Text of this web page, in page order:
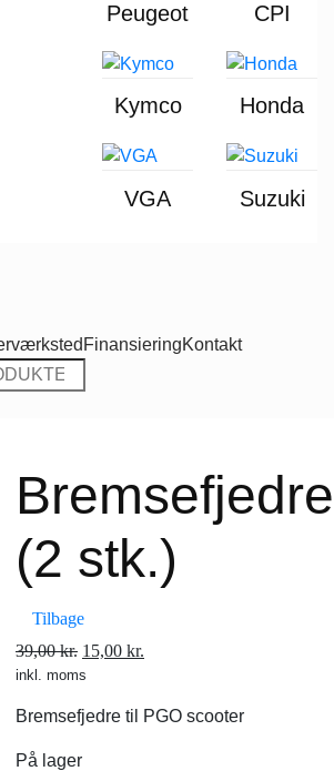
Peugeot CPI
Kymco Honda
VGA Suzuki
FinansieringKontakt
Bremsefjedre
(2 stk.)
Tilbage
39,00kr. Den
oprindelige
var:
39,00 kr..
15,00 kr.
inkl. moms
Bremsefjedre til PGO scooter
På lager